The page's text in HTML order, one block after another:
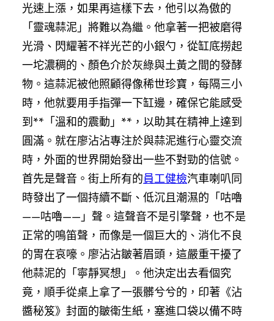
光速上漲，如果再這樣下去，他引以為傲的
「靈魂蒜泥」將難以為繼。他拿著一把被磨得
光滑、閃耀著不祥光芒的小銀勺，從缸底撈起
一坨濃稠的、顏色介於灰綠與土黃之間的發酵
物。這蒜泥被他照顧得像稀世珍寶，每隔三小
時，他就要用手指彈一下缸邊，確保它能感受
到**「溫和的震動」**，以助其在精神上達到
圓滿。就在廖沾沾專注於與蒜泥進行心靈交流
時，外面的世界開始發出一些不對勁的信號。
首先是聲音。街上所有的員工健檢汽車喇叭同
時發出了一個持續不斷、低沉且潮濕的「咕嚕
——咕嚕——」聲。這聲音不是引擎聲，也不是
正常的鳴笛聲，而像是一個巨大的、消化不良
的胃在哀嚎。廖沾沾皺著眉頭，這嚴重干擾了
他蒜泥的「寧靜冥想」。他決定出去看個究
竟，順手從桌上拿了一張髒兮兮的，印著《沾
醬秘笈》封面的皺衛生紙，塞進口袋以備不時